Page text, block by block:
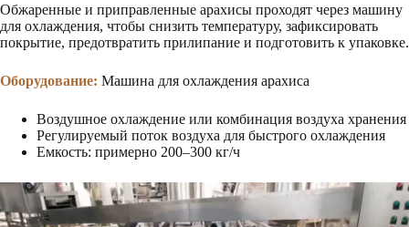
Обжаренные и приправленные арахисы проходят через машину
для охлаждения, чтобы снизить температуру, зафиксировать
покрытие, предотвратить прилипание и подготовить к упаковке.
Оборудование: Машина для охлаждения арахиса
Воздушное охлаждение или комбинация воздуха хранения
Регулируемый поток воздуха для быстрого охлаждения
Емкость: примерно 200–300 кг/ч